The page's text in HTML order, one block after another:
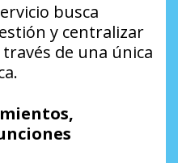
busca
y centralizar
de una única